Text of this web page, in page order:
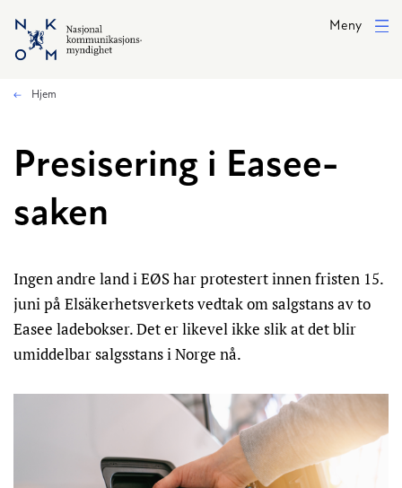
Hopp til hovedinnhold
Meny
Hjem
Presisering i Easee-
saken
Ingen andre land i EØS har protestert innen fristen 15.
juni på Elsäkerhetsverkets vedtak om salgstans av to
Easee ladebokser. Det er likevel ikke slik at det blir
umiddelbar salgsstans i Norge nå.